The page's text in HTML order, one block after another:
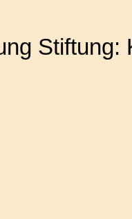
Stiftung: